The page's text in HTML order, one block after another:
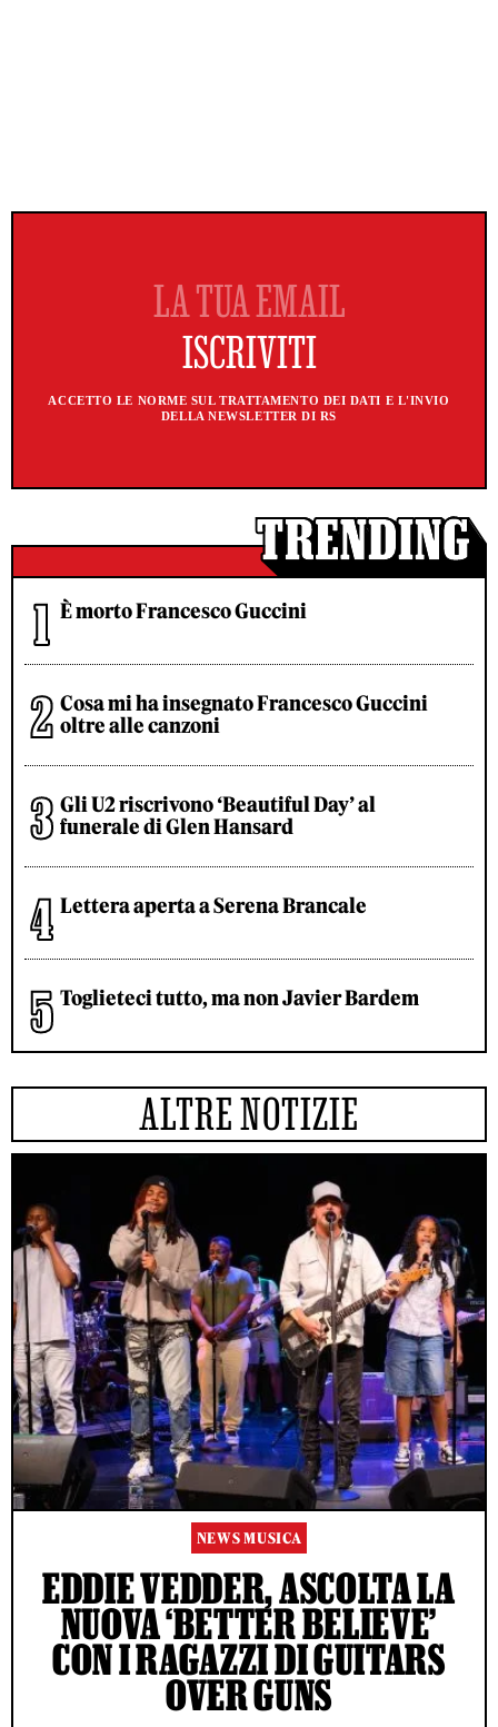
ACCETTO LE NORME SUL TRATTAMENTO DEI DATI E L'INVIO
DELLA NEWSLETTER DI RS
È morto Francesco Guccini
Cosa mi ha insegnato Francesco Guccini
oltre alle canzoni
Gli U2 riscrivono ‘Beautiful Day’ al
funerale di Glen Hansard
Lettera aperta a Serena Brancale
Toglieteci tutto, ma non Javier Bardem
ALTRE NOTIZIE
NEWS MUSICA
EDDIE VEDDER, ASCOLTA LA
NUOVA ‘BETTER BELIEVE’
CON I RAGAZZI DI GUITARS
OVER GUNS